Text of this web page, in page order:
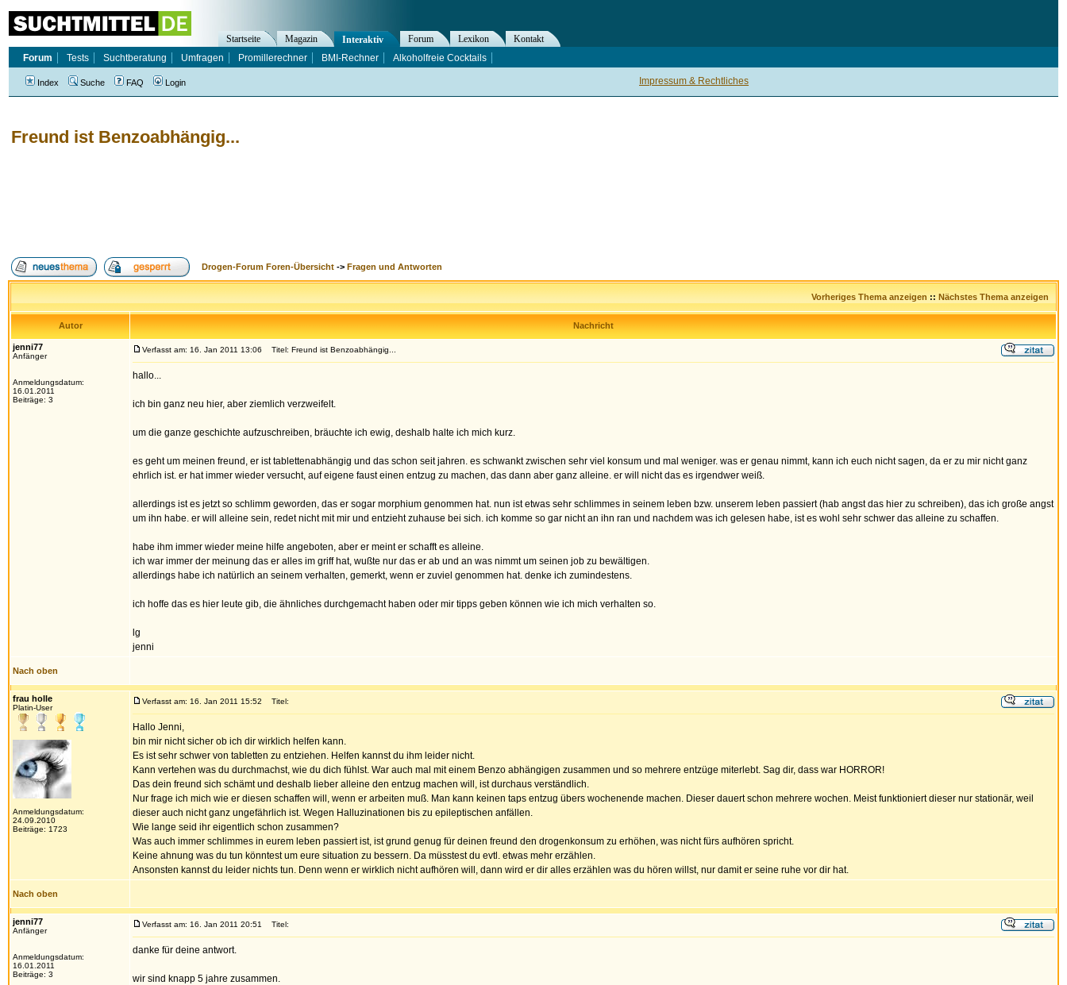
Freund ist Benzoabhängig...
Drogen-Forum Foren-Übersicht -> Fragen und Antworten
Vorheriges Thema anzeigen :: Nächstes Thema anzeigen
Autor Nachricht
jenni77
Anfänger
Anmeldungsdatum:
16.01.2011
Beiträge: 3
Verfasst am: 16. Jan 2011 13:06 Titel: Freund ist Benzoabhängig...
hallo...
ich bin ganz neu hier, aber ziemlich verzweifelt.
um die ganze geschichte aufzuschreiben, bräuchte ich ewig, deshalb halte ich mich kurz.
es geht um meinen freund, er ist tablettenabhängig und das schon seit jahren. es schwankt zwischen sehr viel konsum und mal weniger. was er genau nimmt, kann ich euch nicht sagen, da er zu mir nicht ganz
ehrlich ist. er hat immer wieder versucht, auf eigene faust einen entzug zu machen, das dann aber ganz alleine. er will nicht das es irgendwer weiß.
allerdings ist es jetzt so schlimm geworden, das er sogar morphium genommen hat. nun ist etwas sehr schlimmes in seinem leben bzw. unserem leben passiert (hab angst das hier zu schreiben), das ich große angst
um ihn habe. er will alleine sein, redet nicht mit mir und entzieht zuhause bei sich. ich komme so gar nicht an ihn ran und nachdem was ich gelesen habe, ist es wohl sehr schwer das alleine zu schaffen.
habe ihm immer wieder meine hilfe angeboten, aber er meint er schafft es alleine.
ich war immer der meinung das er alles im griff hat, wußte nur das er ab und an was nimmt um seinen job zu bewältigen.
allerdings habe ich natürlich an seinem verhalten, gemerkt, wenn er zuviel genommen hat. denke ich zumindestens.
ich hoffe das es hier leute gib, die ähnliches durchgemacht haben oder mir tipps geben können wie ich mich verhalten so.
lg
jenni
Nach oben
frau holle
Platin-User
Anmeldungsdatum:
24.09.2010
Beiträge: 1723
Verfasst am: 16. Jan 2011 15:52 Titel:
Hallo Jenni,
bin mir nicht sicher ob ich dir wirklich helfen kann.
Es ist sehr schwer von tabletten zu entziehen. Helfen kannst du ihm leider nicht.
Kann vertehen was du durchmachst, wie du dich fühlst. War auch mal mit einem Benzo abhängigen zusammen und so mehrere entzüge miterlebt. Sag dir, dass war HORROR!
Das dein freund sich schämt und deshalb lieber alleine den entzug machen will, ist durchaus verständlich.
Nur frage ich mich wie er diesen schaffen will, wenn er arbeiten muß. Man kann keinen taps entzug übers wochenende machen. Dieser dauert schon mehrere wochen. Meist funktioniert dieser nur stationär, weil
dieser auch nicht ganz ungefährlich ist. Wegen Halluzinationen bis zu epileptischen anfällen.
Wie lange seid ihr eigentlich schon zusammen?
Was auch immer schlimmes in eurem leben passiert ist, ist grund genug für deinen freund den drogenkonsum zu erhöhen, was nicht fürs aufhören spricht.
Keine ahnung was du tun könntest um eure situation zu bessern. Da müsstest du evtl. etwas mehr erzählen.
Ansonsten kannst du leider nichts tun. Denn wenn er wirklich nicht aufhören will, dann wird er dir alles erzählen was du hören willst, nur damit er seine ruhe vor dir hat.
Nach oben
jenni77
Anfänger
Anmeldungsdatum:
16.01.2011
Beiträge: 3
Verfasst am: 16. Jan 2011 20:51 Titel:
danke für deine antwort.
wir sind knapp 5 jahre zusammen.
Impressum & Rechtliches
Startseite Magazin Interaktiv Forum Lexikon
Kontakt
Forum
Tests Suchtberatung Umfragen Promillerechner BMI-Rechner Alkoholfreie Cocktails
Index Suche FAQ Login